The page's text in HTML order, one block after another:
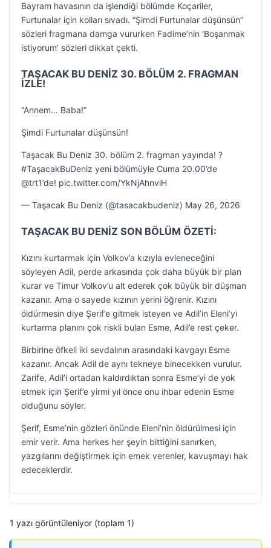
Bayram havasının da işlendiği bölümde Koçariler,
Furtunalar için kolları sıvadı. “Şimdi Furtunalar düşünsün”
sözleri fragmana damga vururken Fadime’nin ‘Boşanmak
istiyorum’ sözleri dikkat çekti.
TAŞACAK BU DENİZ 30. BÖLÜM 2. FRAGMAN
İZLE!
“Annem… Baba!”
Şimdi Furtunalar düşünsün!
Taşacak Bu Deniz 30. bölüm 2. fragman yayında! ?
#TaşacakBuDeniz yeni bölümüyle Cuma 20.00’de
@trt1’de! pic.twitter.com/YkNjAhnviH
— Taşacak Bu Deniz (@tasacakbudeniz) May 26, 2026
TAŞACAK BU DENİZ SON BÖLÜM ÖZETİ:
Kızını kurtarmak için Volkov’a kızıyla evleneceğini
söyleyen Adil, perde arkasında çok daha büyük bir plan
kurar ve Timur Volkov’u alt ederek çok büyük bir düşman
kazanır. Ama o sayede kızının yerini öğrenir. Kızını
öldürmesin diye Şerif’e gitmek isteyen ve Adil’in Eleni’yi
kurtarma planını çok riskli bulan Esme, Adil’e rest çeker.
Birbirine öfkeli iki sevdalının arasındaki kavgayı Esme
kazanır. Ancak Adil de aynı tekneye binecekken vurulur.
Zarife, Adil’i ortadan kaldırdıktan sonra Esme’yi de yok
etmek için Şerif’e yirmi yıl önce onu ihbar edenin Esme
olduğunu söyler.
Şerif, Esme’nin gözleri önünde Eleni’nin öldürülmesi için
emir verir. Ama herkes her şeyin bittiğini sanırken,
yazgılarını değiştirmek için emek verenler, kavuşmayı hak
edeceklerdir.
1 yazı görüntüleniyor (toplam 1)